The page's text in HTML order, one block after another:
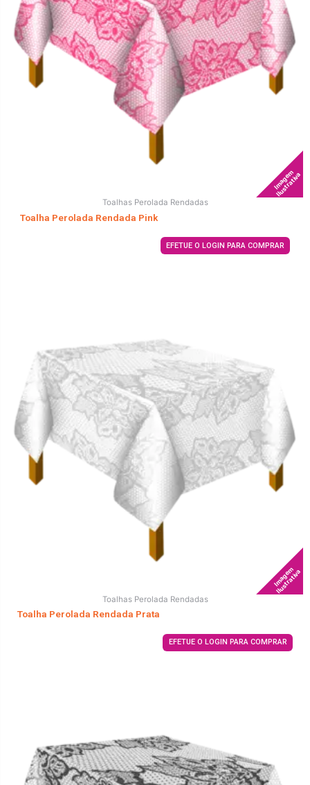
Imagem
Ilustrativa
Toalhas Perolada Rendadas
Toalha Perolada Rendada Pink
EFETUE O LOGIN PARA COMPRAR
Imagem
Ilustrativa
Toalhas Perolada Rendadas
Toalha Perolada Rendada Prata
EFETUE O LOGIN PARA COMPRAR